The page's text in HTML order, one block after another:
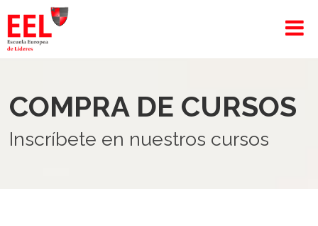
COMPRA DE CURSOS
Inscríbete en nuestros cursos